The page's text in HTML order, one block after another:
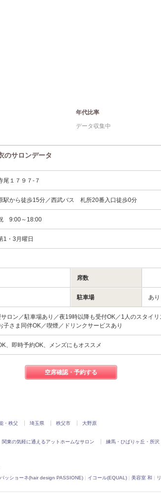
年代比率
データ収集中
のサロンデータ
尾１７９７‐７
から徒歩15分／西武バス 札所20番入口徒歩0分
9:00～18:00
1・3月曜日
席数
駐車場 あり
ロン／駐車場あり／夜19時以降も受付OK／1人のスタイ
子さま同伴OK／喫煙／ドリンクサービスあり
、即時予約OK、メンズにもオススメ
空席確認・予約する
・秩父 埼玉県 秩父市 大野原
関東の気軽に通えるアットホームなサロン 練馬・ひばりヶ丘・所
ッショーネ(hair design PASSIONE) | イコール(EQUAL) | 美容室 和 |